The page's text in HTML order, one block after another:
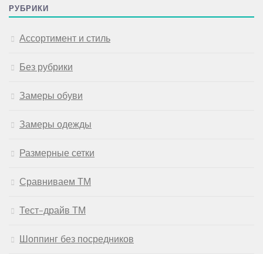
РУБРИКИ
Ассортимент и стиль
Без рубрики
Замеры обуви
Замеры одежды
Размерные сетки
Сравниваем ТМ
Тест-драйв ТМ
Шоппинг без посредников